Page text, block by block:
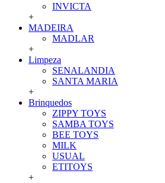
INVICTA
+
MADEIRA
MADLAR
+
Limpeza
SENALANDIA
SANTA MARIA
+
Brinquedos
ZIPPY TOYS
SAMBA TOYS
BEE TOYS
MILK
USUAL
ETITOYS
+